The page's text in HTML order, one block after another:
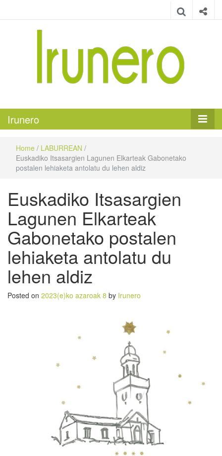
Irunero
Home / LABURREAN /
Euskadiko Itsasargien Lagunen Elkarteak Gabonetako
postalen lehiaketa antolatu du lehen aldiz
Euskadiko Itsasargien
Lagunen Elkarteak
Gabonetako postalen
lehiaketa antolatu du
lehen aldiz
Posted on 2023(e)ko azaroak 8 by Irunero